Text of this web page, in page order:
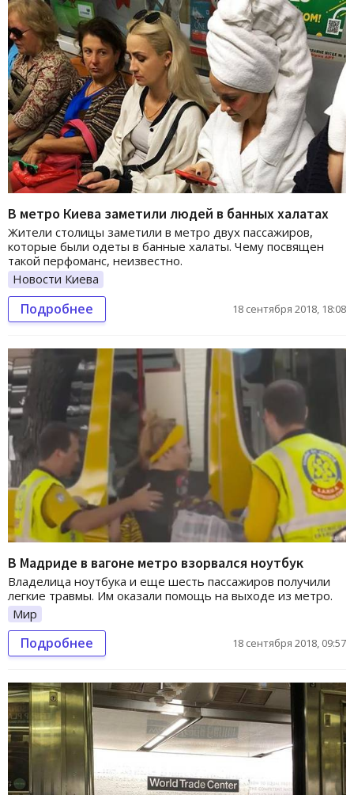
В метро Киева заметили людей в банных халатах
Жители столицы заметили в метро двух пассажиров,
которые были одеты в банные халаты. Чему посвящен
такой перфоманс, неизвестно.
Новости Киева
Подробнее 18 сентября 2018, 18:08
В Мадриде в вагоне метро взорвался ноутбук
Владелица ноутбука и еще шесть пассажиров получили
легкие травмы. Им оказали помощь на выходе из метро.
Мир
Подробнее 18 сентября 2018, 09:57